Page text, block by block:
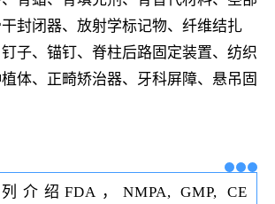
封闭器、放射学标记物、纤维结扎
子、锚钉、脊柱后路固定装置、纺织
体、正畸矫治器、牙科屏障、悬吊固
介绍FDA，NMPA, GMP, CE